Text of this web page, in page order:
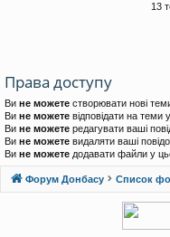
13
Права доступу
Ви не можете створювати нові
Ви не можете відповідати на
Ви не можете редагувати ваші
Ви не можете видаляти ваші
Ви не можете додавати файли у
Форум Донбасу Список